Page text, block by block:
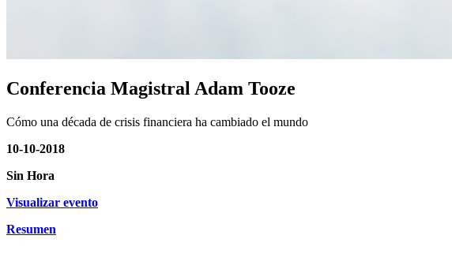
Conferencia Magistral Adam Tooze
Cómo una década de crisis financiera ha cambiado el mundo
10-10-2018
Sin Hora
Visualizar evento
Resumen